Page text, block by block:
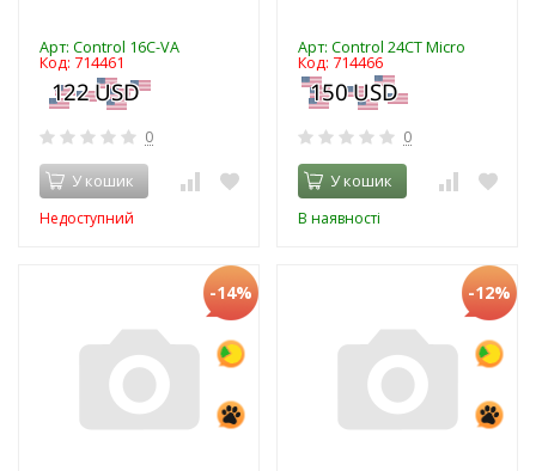
Арт: Control 16C-VA
Код: 714461
0
У кошик
Недоступний
Арт: Control 24CT Micro
Код: 714466
0
У кошик
В наявності
-14% -12%